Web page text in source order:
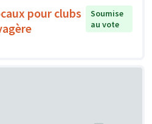
pour clubs
Soumise
au vote